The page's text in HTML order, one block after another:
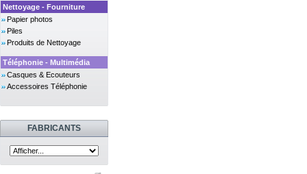
Nettoyage - Fourniture
Papier photos
Piles
Produits de Nettoyage
Téléphonie - Multimédia
Casques & Ecouteurs
Accessoires Téléphonie
FABRICANTS